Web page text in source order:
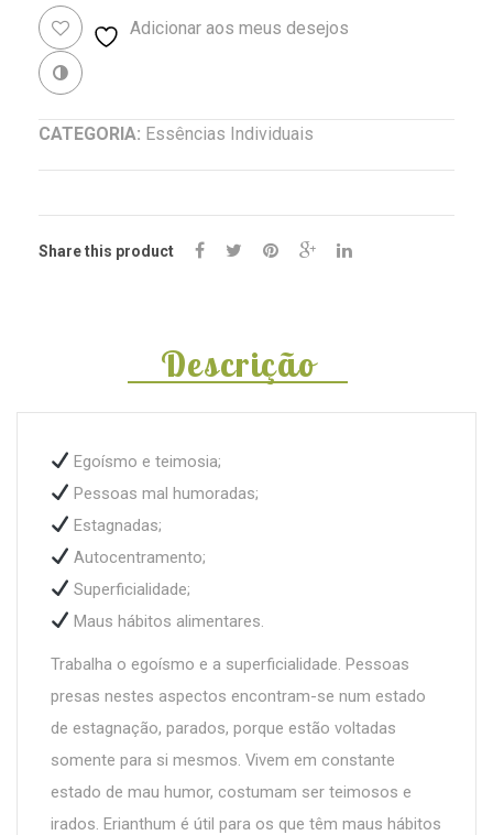
Erianthum
(Solanum
erianthum)
Adicionar aos meus desejos
CATEGORIA: Essências Individuais
Share this product
Descrição
Egoísmo e teimosia;
Pessoas mal humoradas;
Estagnadas;
Autocentramento;
Superficialidade;
Maus hábitos alimentares.
Trabalha o egoísmo e a superficialidade. Pessoas
presas nestes aspectos encontram-se num estado
de estagnação, parados, porque estão voltadas
somente para si mesmos. Vivem em constante
estado de mau humor, costumam ser teimosos e
irados. Erianthum é útil para os que têm maus hábitos